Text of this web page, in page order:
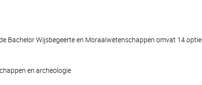
Bachelor Wijsbegeerte en Moraalwetenschappen omvat 14
en archeologie